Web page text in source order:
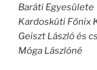
Baráti Egyesülete
Kardoskúti Főnix
Geiszt László és
Móga Lászlóné